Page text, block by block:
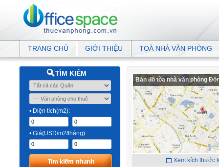
TRANG CHỦ GIỚI THIỆU TOÀ NHÀ VĂN PHÒNG
TÌM KIẾM
• Diện tích(m2):
• Giá(USD/m2/tháng):
Bản đồ tòa nhà văn phòng
Xem kích thước